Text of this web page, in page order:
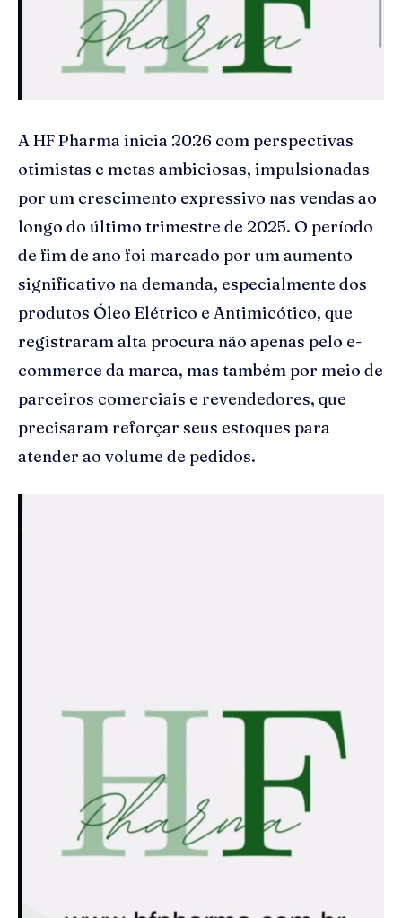
A HF Pharma inicia 2026 com perspectivas
otimistas e metas ambiciosas, impulsionadas
por um crescimento expressivo nas vendas ao
longo do último trimestre de 2025. O período
de fim de ano foi marcado por um aumento
significativo na demanda, especialmente dos
produtos Óleo Elétrico e Antimicótico, que
registraram alta procura não apenas pelo e-
commerce da marca, mas também por meio de
parceiros comerciais e revendedores, que
precisaram reforçar seus estoques para
atender ao volume de pedidos.